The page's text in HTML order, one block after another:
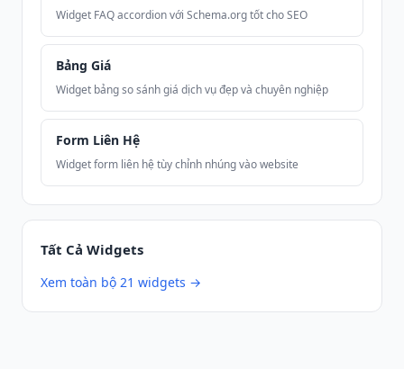
Widget FAQ accordion với Schema.org tốt cho SEO
Bảng Giá
Widget bảng so sánh giá dịch vụ đẹp và chuyên nghiệp
Form Liên Hệ
Widget form liên hệ tùy chỉnh nhúng vào website
Tất Cả Widgets
Xem toàn bộ 21 widgets →